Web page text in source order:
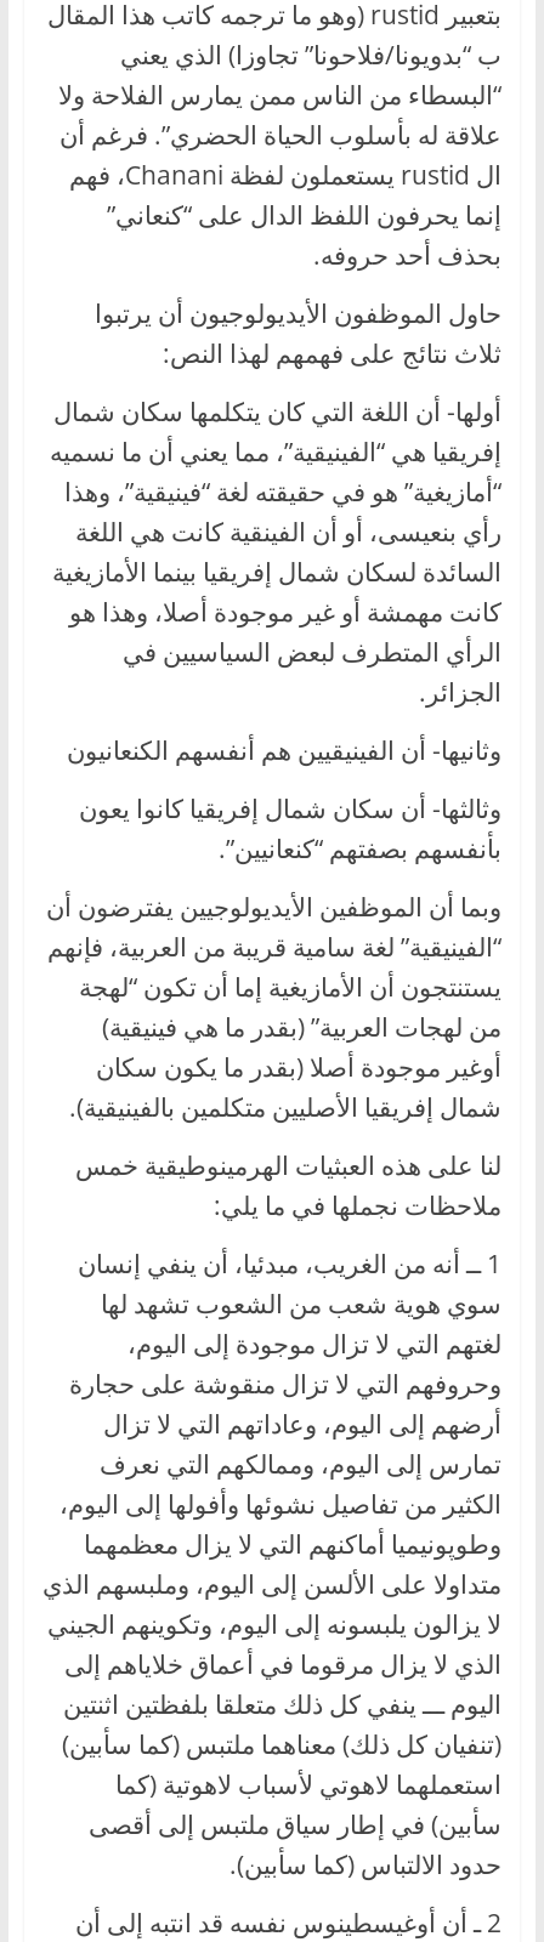
بتعبير rustid (وهو ما ترجمه كاتب هذا المقال
ب “بدويونا/فلاحونا” تجاوزا) الذي يعني
“البسطاء من الناس ممن يمارس الفلاحة ولا
علاقة له بأسلوب الحياة الحضري”. فرغم أن
ال rustid يستعملون لفظة Chanani، فهم
إنما يحرفون اللفظ الدال على “كنعاني”
بحذف أحد حروفه.
حاول الموظفون الأيديولوجيون أن يرتبوا
ثلاث نتائج على فهمهم لهذا النص:
أولها- أن اللغة التي كان يتكلمها سكان شمال
إفريقيا هي “الفينيقية”، مما يعني أن ما نسميه
“أمازيغية” هو في حقيقته لغة “فينيقية”، وهذا
رأي بنعيسى، أو أن الفينقية كانت هي اللغة
السائدة لسكان شمال إفريقيا بينما الأمازيغية
كانت مهمشة أو غير موجودة أصلا، وهذا هو
الرأي المتطرف لبعض السياسيين في
الجزائر.
وثانيها- أن الفينيقيين هم أنفسهم الكنعانيون
وثالثها- أن سكان شمال إفريقيا كانوا يعون
بأنفسهم بصفتهم “كنعانيين”.
وبما أن الموظفين الأيديولوجيين يفترضون أن
“الفينيقية” لغة سامية قريبة من العربية، فإنهم
يستنتجون أن الأمازيغية إما أن تكون “لهجة
من لهجات العربية” (بقدر ما هي فينيقية)
أوغير موجودة أصلا (بقدر ما يكون سكان
شمال إفريقيا الأصليين متكلمين بالفينيقية).
لنا على هذه العبثيات الهرمينوطيقية خمس
ملاحظات نجملها في ما يلي:
1 ــ أنه من الغريب، مبدئيا، أن ينفي إنسان
سوي هوية شعب من الشعوب تشهد لها
لغتهم التي لا تزال موجودة إلى اليوم،
وحروفهم التي لا تزال منقوشة على حجارة
أرضهم إلى اليوم، وعاداتهم التي لا تزال
تمارس إلى اليوم، وممالكهم التي نعرف
الكثير من تفاصيل نشوئها وأفولها إلى اليوم،
وطوپونيميا أماكنهم التي لا يزال معظمهما
متداولا على الألسن إلى اليوم، وملبسهم الذي
لا يزالون يلبسونه إلى اليوم، وتكوينهم الجيني
الذي لا يزال مرقوما في أعماق خلاياهم إلى
اليوم ـــ ينفي كل ذلك متعلقا بلفظتين اثنتين
(تنفيان كل ذلك) معناهما ملتبس (كما سأبين)
استعملهما لاهوتي لأسباب لاهوتية (كما
سأبين) في إطار سياق ملتبس إلى أقصى
حدود الالتباس (كما سأبين).
2 ـ أن أوغيسطينوس نفسه قد انتبه إلى أن